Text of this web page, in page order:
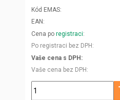
Kód EMAS
EAN
Cena po registraci
Po registraci bez DPH
Vaše cena s DPH
Vaše cena bez DPH